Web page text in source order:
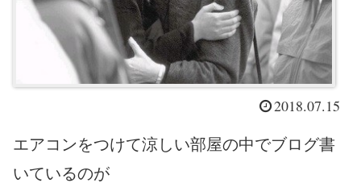
2018.07.15
エアコンをつけて涼しい部屋の中でブログ書
いているのが